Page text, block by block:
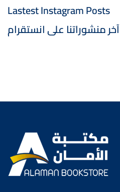
Lastest Instagram Posts
آخر منشوراتنا على انستقرام